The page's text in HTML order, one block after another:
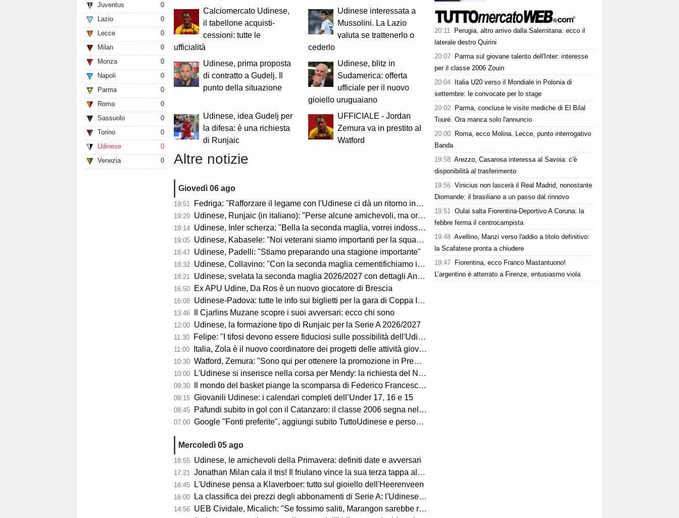
Juventus
0
Lazio
0
Lecce
0
Milan
0
Monza
0
Napoli
0
Parma
0
Roma
0
Sassuolo
0
Torino
0
Udinese
0
Venezia
0
Calciomercato Udinese,
il tabellone acquisti-
cessioni: tutte le
ufficialità
Udinese interessata a
Mussolini. La Lazio
valuta se trattenerlo o
cederlo
Udinese, prima proposta
di contratto a Gudelj. Il
punto della situazione
Udinese, blitz in
Sudamerica: offerta
ufficiale per il nuovo
gioiello uruguaiano
Udinese, idea Gudelj per
la difesa: è una richiesta
di Runjaic
UFFICIALE - Jordan
Zemura va in prestito al
Watford
Altre notizie
Giovedì 06 ago
19:51 Fedriga: "Rafforzare il legame con l'Udinese ci dà un ritorno incredibile"
19:20 Udinese, Runjaic (in italiano): "Perse alcune amichevoli, ma ora arrivano le gare che conta vincere"
19:14 Udinese, Inler scherza: "Bella la seconda maglia, vorrei indossarla"
19:05 Udinese, Kabasele: "Noi veterani siamo importanti per la squadra"
18:47 Udinese, Padelli: "Stiamo preparando una stagione importante"
18:32 Udinese, Collavino: "Con la seconda maglia cementifichiamo il legame con il territorio"
18:21 Udinese, svelata la seconda maglia 2026/2027 con dettagli Anni '90. FOTO
16:50 Ex APU Udine, Da Ros è un nuovo giocatore di Brescia
16:08 Udinese-Padova: tutte le info sui biglietti per la gara di Coppa Italia
13:46 Il Cjarlins Muzane scopre i suoi avversari: ecco chi sono
12:00 Udinese, la formazione tipo di Runjaic per la Serie A 2026/2027
11:30 Felipe: "I tifosi devono essere fiduciosi sulle possibilità dell'Udinese, Runjaic ha la squadra in mano"
11:00 Italia, Zola è il nuovo coordinatore dei progetti delle attività giovanili
10:30 Watford, Zemura: "Sono qui per ottenere la promozione in Premier League"
10:00 L'Udinese si inserisce nella corsa per Mendy: la richiesta del Nizza per il difensore
09:30 Il mondo del basket piange la scomparsa di Federico Franceschin: il cordoglio della Pallacanestro Trieste
09:15 Giovanili Udinese: i calendari completi dell’Under 17, 16 e 15
08:45 Pafundi subito in gol con il Catanzaro: il classe 2006 segna nell'amichevole contro il Giugliano
07:00 Google "Fonti preferite", aggiungi subito TuttoUdinese e personalizza le tue notizie
Mercoledì 05 ago
18:55 Udinese, le amichevoli della Primavera: definiti date e avversari
17:21 Jonathan Milan cala il tris! Il friulano vince la sua terza tappa al Tour de Pologne
16:45 L'Udinese pensa a Klaverboer: tutto sul gioiello dell'Heerenveen
16:00 La classifica dei prezzi degli abbonamenti di Serie A: l'Udinese vanta un primato
14:56 UEB Cividale, Micalich: "Se fossimo saliti, Marangon sarebbe rimasto e avrei fatto giocare gli italiani"
20:11
Perugia, altro arrivo dalla Salernitana: ecco il
laterale destro Quirini
20:07
Parma sul giovane talento dell'Inter: interesse
per il classe 2006 Zouin
20:04
Italia U20 verso il Mondiale in Polonia di
settembre: le convocate per lo stage
20:02
Parma, concluse le visite mediche di El Bilal
Touré. Ora manca solo l'annuncio
20:00
Roma, ecco Molina. Lecce, punto interrogativo
Banda
19:58 Arezzo, Casarosa interessa al Savoia: c'è
disponibilità al trasferimento
19:56 Vinicius non lascerà il Real Madrid, nonostante
Diomande: il brasiliano a un passo dal rinnovo
19:51 Oulai salta Fiorentina-Deportivo A Coruna: la
febbre ferma il centrocampista
19:48 Avellino, Manzi verso l'addio a titolo definitivo:
la Scafatese pronta a chiudere
19:47
Fiorentina, ecco Franco Mastantuono!
L’argentino è atterrato a Firenze, entusiasmo viola